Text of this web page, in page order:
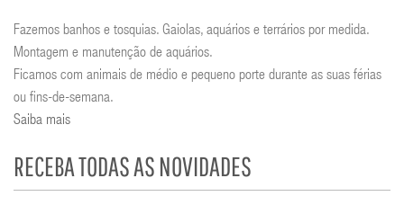
Fazemos banhos e tosquias. Gaiolas, aquários e terrários por medida.
Montagem e manutenção de aquários.
Ficamos com animais de médio e pequeno porte durante as suas férias
ou fins-de-semana.
Saiba mais
RECEBA TODAS AS NOVIDADES